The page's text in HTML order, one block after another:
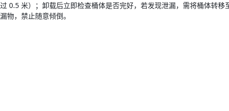
0.5 米）；卸载后立即检查桶体是否完好，若发现泄漏，需将桶体转移
物，禁止随意倾倒。